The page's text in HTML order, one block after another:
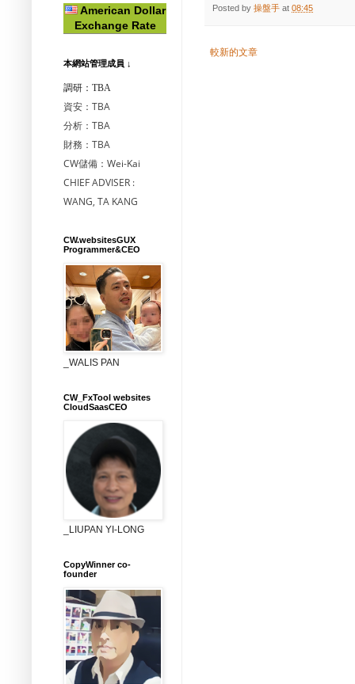
Posted by 操盤手 at 08:45
較新的文章
American Dollar
Exchange Rate
本網站管理成員 ↓
調研：TBA
資安：TBA
分析：TBA
財務：TBA
CW儲備：Wei-Kai
CHIEF ADVISER :
WANG, TA KANG
CW.websitesGUX
Programmer&CEO
_WALIS PAN
CW_FxTool websites
CloudSaasCEO
_LIUPAN YI-LONG
CopyWinner co-
founder